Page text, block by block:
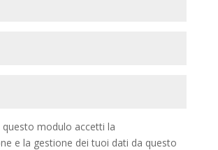
questo modulo accetti la
e la gestione dei tuoi dati da questo